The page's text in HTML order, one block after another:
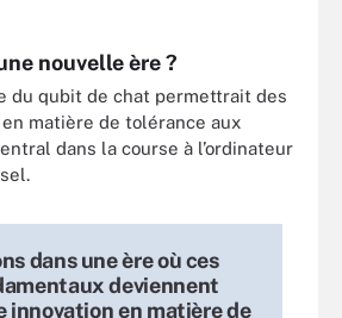
nouvelle ère ?
du qubit de chat permettrait des
matière de tolérance aux
dans la course à l’ordinateur
dans une ère où ces
deviennent
innovation en matière de